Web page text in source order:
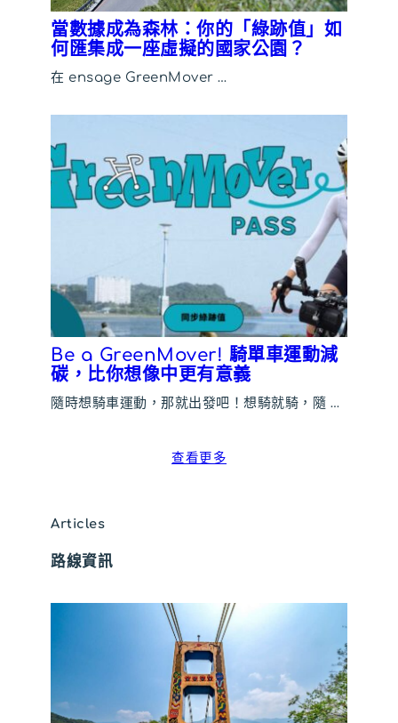
當數據成為森林：你的「綠跡值」如
何匯集成一座虛擬的國家公園？
在 ensage GreenMover …
Be a GreenMover! 騎單車運動減
碳，比你想像中更有意義
隨時想騎車運動，那就出發吧！想騎就騎，隨 …
查看更多
Articles
路線資訊